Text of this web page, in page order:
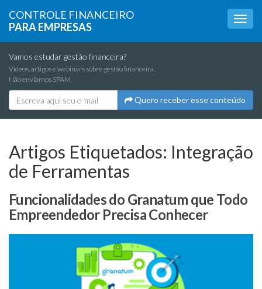
CONTROLE FINANCEIRO
PARA EMPRESAS
Vamos estudar gestão financeira?
Vídeos, artigos e webinars sobre gestão financeira.
Não enviamos SPAM.
Quero receber esse conteúdo
Artigos Etiquetados: Integração
de Ferramentas
Funcionalidades do Granatum que Todo
Empreendedor Precisa Conhecer